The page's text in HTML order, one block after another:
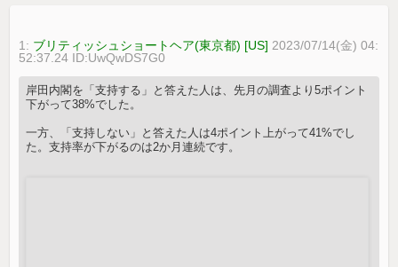
1: ブリティッシュショートヘア(東京都) [US] 2023/07/14(金) 04:
52:37.24 ID:UwQwDS7G0
岸田内閣を「支持する」と答えた人は、先月の調査より5ポイント
下がって38%でした。
一方、「支持しない」と答えた人は4ポイント上がって41%でし
た。支持率が下がるのは2か月連続です。